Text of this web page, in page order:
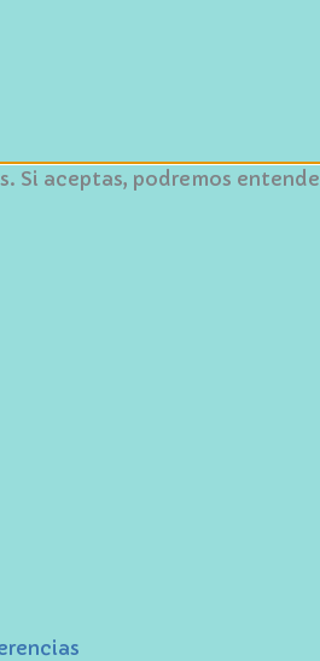
aceptas, podremos